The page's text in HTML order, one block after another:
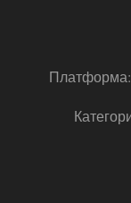
Платформа: